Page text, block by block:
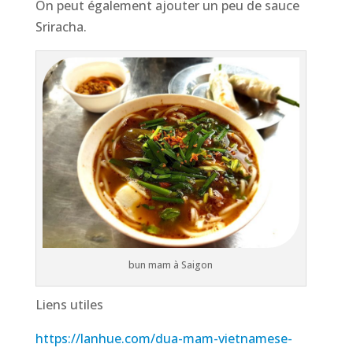
On peut également ajouter un peu de sauce
Sriracha.
bun mam à Saigon
Liens utiles
https://lanhue.com/dua-mam-vietnamese-